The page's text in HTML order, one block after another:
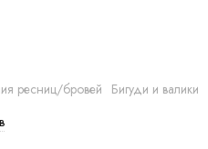
ресниц/бровей Бигуди и валики